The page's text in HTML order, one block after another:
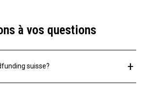
à vos questions
suisse? +